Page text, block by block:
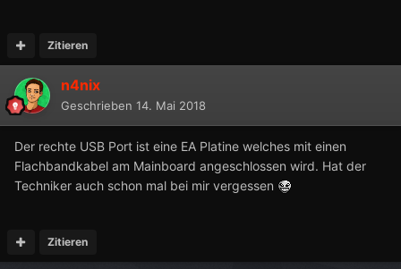
Zitieren
n4nix
Geschrieben 14. Mai 2018
Der rechte USB Port ist eine EA Platine welches mit einen
Flachbandkabel am Mainboard angeschlossen wird. Hat der
Techniker auch schon mal bei mir vergessen
Zitieren